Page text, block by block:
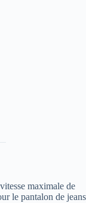
maximale de
le pantalon de jeans